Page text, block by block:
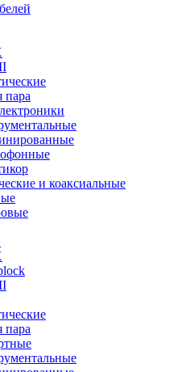
пара
и коаксиальные
пара